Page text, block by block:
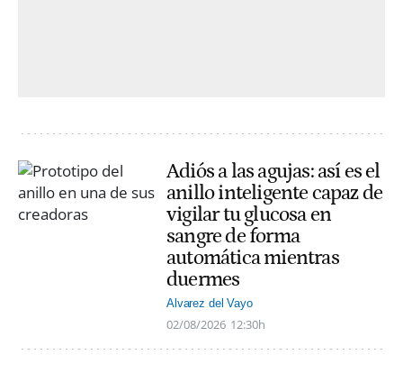
Adiós a las agujas: así es el
anillo inteligente capaz de
vigilar tu glucosa en
sangre de forma
automática mientras
duermes
Alvarez del Vayo
02/08/2026 12:30h